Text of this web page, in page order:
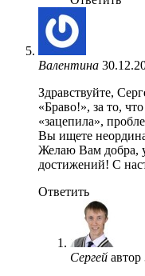
Валентина
Здравствуйте,
«Браво!», за то,
«зацепила»,
Вы ищете
Желаю Вам добра,
достижений! С
Ответить
Сергей автор